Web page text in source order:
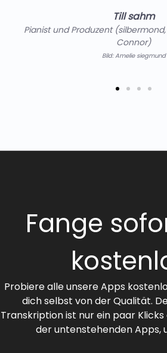
Till sahm
Pianist und Produzent
Connor)
Bild: Amelie siegmund
Fange
Probiere alle unsere Apps
dich selbst von der Qualität.
Transkription ist nur ein paar
der untenstehenden Apps,